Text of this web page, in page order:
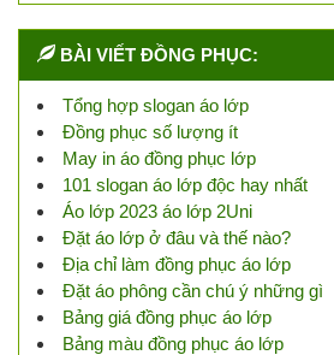
BÀI VIẾT ĐỒNG PHỤC:
Tổng hợp slogan áo lớp
Đồng phục số lượng ít
May in áo đồng phục lớp
101 slogan áo lớp độc hay nhất
Áo lớp 2023 áo lớp 2Uni
Đặt áo lớp ở đâu và thế nào?
Địa chỉ làm đồng phục áo lớp
Đặt áo phông cần chú ý những gì
Bảng giá đồng phục áo lớp
Bảng màu đồng phục áo lớp